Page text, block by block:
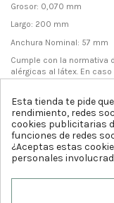
Grosor: 0,070 mm
Largo: 200 mm
Anchura Nominal: 57 mm
Cumple con la normativa
alérgicas al látex. En
Esta tienda te pide
rendimiento, redes
cookies publicitarias
funciones de redes
¿Aceptas estas
personales